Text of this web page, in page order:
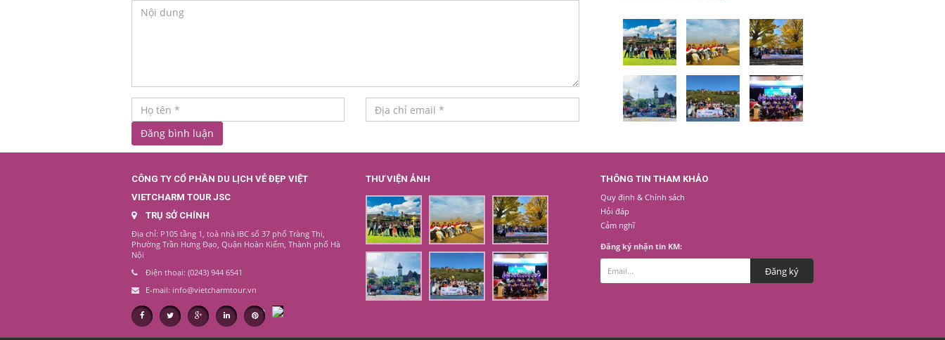
CÔNG TY CỔ PHẦN DU LỊCH VẺ ĐẸP VIỆT
VIETCHARM TOUR JSC
TRỤ SỞ CHÍNH
Địa chỉ: P105 tầng 1, toà nhà IBC số 37 phố Tràng Thi,
Phường Trần Hưng Đạo, Quận Hoàn Kiếm, Thành phố Hà
Nội
Điện thoại: (0243) 944 6541
E-mail: info@vietcharmtour.vn
THƯ VIỆN ẢNH
THÔNG TIN THAM KHẢO
Quy định & Chính sách
Hỏi đáp
Cảm nghĩ
Đăng ký nhận tin KM: